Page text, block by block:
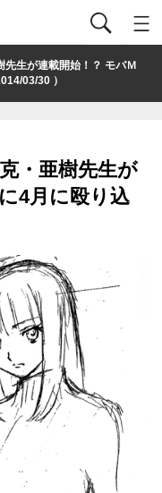
生が連載開始！？ モバＭ
03/30 ）
・亜樹先生が
4月に殴り込